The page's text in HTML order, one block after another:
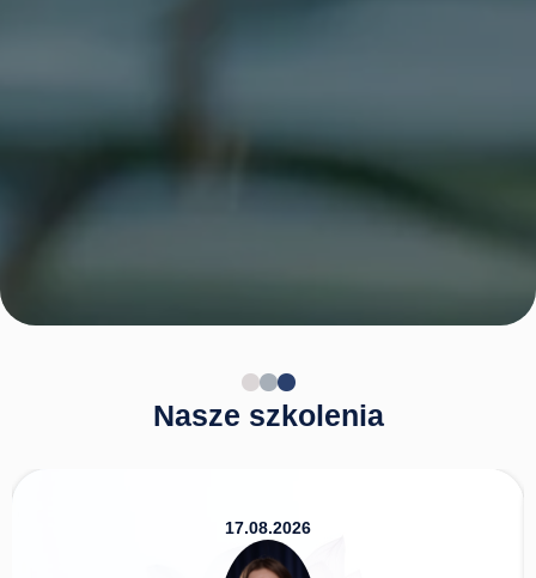
Nasze szkolenia
20.08.2026